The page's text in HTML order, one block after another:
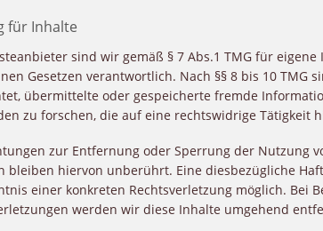
für Inhalte
sind wir gemäß § 7 Abs.1 TMG für
Gesetzen verantwortlich. Nach §§ 8 bis 10 TMG
übermittelte oder gespeicherte fremde
zu forschen, die auf eine rechtswidrige Tätigkeit
zur Entfernung oder Sperrung der Nutzung
bleiben hiervon unberührt. Eine diesbezügliche
einer konkreten Rechtsverletzung möglich. Bei
werden wir diese Inhalte umgehend